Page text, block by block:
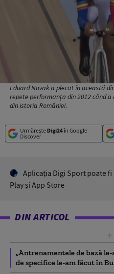
Eduard Novak a plecat în această
repete performanţa din 2012 când
din istoria României.
Urmărește Digi24în Google
Discover
Aplicaţia Digi Sport poate
Play şi App Store
DIN ARTICOL
„Antrenamentele de bază
de specifice le-am făcut în